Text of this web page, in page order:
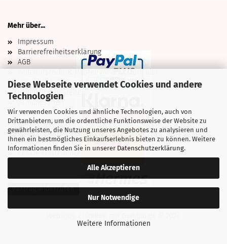
Diese Webseite verwendet Cookies und andere
Technologien
Wir verwenden Cookies und ähnliche Technologien, auch von
Drittanbietern, um die ordentliche Funktionsweise der Website zu
gewährleisten, die Nutzung unseres Angebotes zu analysieren und
Ihnen ein bestmögliches Einkaufserlebnis bieten zu können. Weitere
Informationen finden Sie in unserer Datenschutzerklärung.
Alle Akzeptieren
Nur Notwendige
Weitere Informationen
Mehr über...
Impressum
Barrierefreiheitserklärung
AGB
Versand- & Zahlungsbedingungen
Ladenöffnungszeiten
Zahlungsarten
Über uns
Kontakt
Sitzung unterbrochen
Privatsphäre und Datenschutz
Cookie Einstellungen
Vertrag widerrufen